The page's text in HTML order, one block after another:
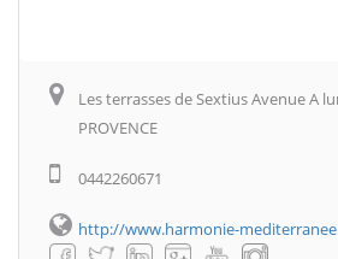
Les terrasses de Sextius Avenue A
PROVENCE
0442260671
http://www.harmonie-